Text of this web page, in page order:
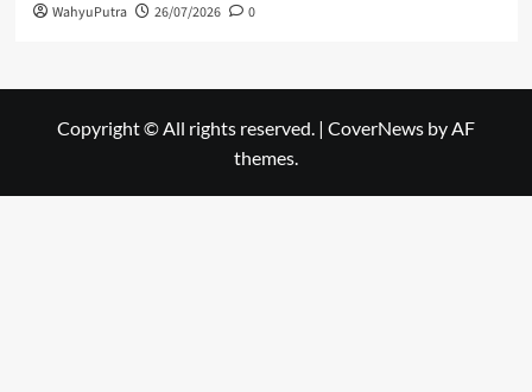
WahyuPutra 26/07/2026 0
Copyright © All rights reserved. | CoverNews by AF
themes.